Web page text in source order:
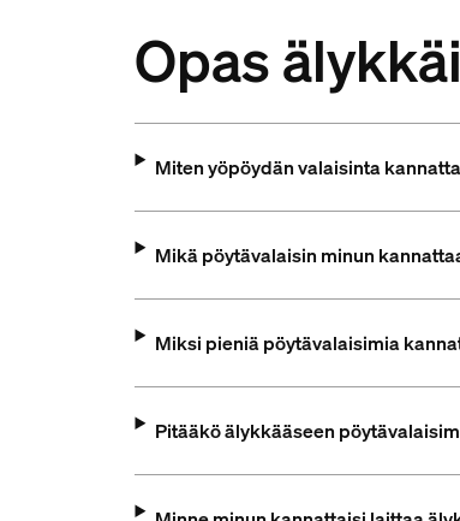
Opas
Miten yöpöydän valaisinta
Mikä pöytävalaisin minun
Miksi pieniä pöytävalaisimia
Pitääkö älykkääseen